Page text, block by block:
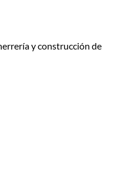
y construcción de